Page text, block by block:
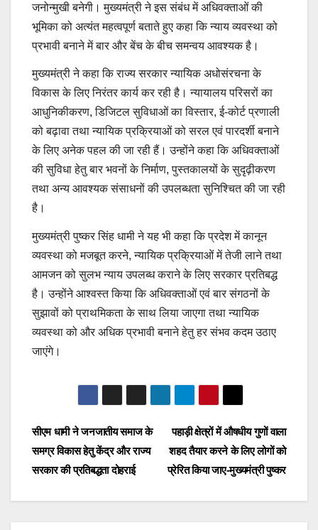
जनोन्मुखी बनेगी। मुख्यमंत्री ने इस संबंध में अधिवक्ताओं की
भूमिका को अत्यंत महत्वपूर्ण बताते हुए कहा कि न्याय व्यवस्था को
प्रभावी बनाने में बार और बेंच के बीच समन्वय आवश्यक है।
मुख्यमंत्री ने कहा कि राज्य सरकार न्यायिक अधोसंरचना के
विकास के लिए निरंतर कार्य कर रही है। न्यायालय परिसरों का
आधुनिकीकरण, डिजिटल सुविधाओं का विस्तार, ई-कोर्ट प्रणाली
को बढ़ावा तथा न्यायिक प्रक्रियाओं को सरल एवं पारदर्शी बनाने
के लिए अनेक पहल की जा रही हैं। उन्होंने कहा कि अधिवक्ताओं
की सुविधा हेतु बार भवनों के निर्माण, पुस्तकालयों के सुदृढ़ीकरण
तथा अन्य आवश्यक संसाधनों की उपलब्धता सुनिश्चित की जा रही
है।
मुख्यमंत्री पुष्कर सिंह धामी ने यह भी कहा कि प्रदेश में कानून
व्यवस्था को मजबूत करने, न्यायिक प्रक्रियाओं में तेजी लाने तथा
आमजन को सुलभ न्याय उपलब्ध कराने के लिए सरकार प्रतिबद्ध
है। उन्होंने आश्वस्त किया कि अधिवक्ताओं एवं बार संगठनों के
सुझावों को प्राथमिकता के साथ लिया जाएगा तथा न्यायिक
व्यवस्था को और अधिक प्रभावी बनाने हेतु हर संभव कदम उठाए
जाएंगे।
Post
navigation
Post
navigation
पहाड़ी क्षेत्रों में औषधीय गुणों वाला
शहद तैयार करने के लिए लोगों को
प्रेरित किया जाए-मुख्यमंत्री पुष्कर
सीएम धामी ने जनजातीय समाज के
समग्र विकास हेतु केंद्र और राज्य
सरकार की प्रतिबद्धता दोहराई